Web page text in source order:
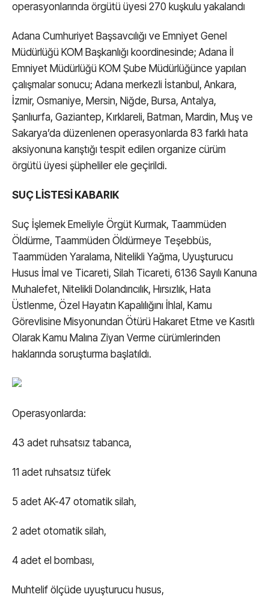
operasyonlarında örgütü üyesi 270 kuşkulu yakalandı
Adana Cumhuriyet Başsavcılığı ve Emniyet Genel
Müdürlüğü KOM Başkanlığı koordinesinde; Adana İl
Emniyet Müdürlüğü KOM Şube Müdürlüğünce yapılan
çalışmalar sonucu; Adana merkezli İstanbul, Ankara,
İzmir, Osmaniye, Mersin, Niğde, Bursa, Antalya,
Şanlıurfa, Gaziantep, Kırklareli, Batman, Mardin, Muş ve
Sakarya’da düzenlenen operasyonlarda 83 farklı hata
aksiyonuna karıştığı tespit edilen organize cürüm
örgütü üyesi şüpheliler ele geçirildi.
SUÇ LİSTESİ KABARIK
Suç İşlemek Emeliyle Örgüt Kurmak, Taammüden
Öldürme, Taammüden Öldürmeye Teşebbüs,
Taammüden Yaralama, Nitelikli Yağma, Uyuşturucu
Husus İmal ve Ticareti, Silah Ticareti, 6136 Sayılı Kanuna
Muhalefet, Nitelikli Dolandırıcılık, Hırsızlık, Hata
Üstlenme, Özel Hayatın Kapalılığını İhlal, Kamu
Görevlisine Misyonundan Ötürü Hakaret Etme ve Kasıtlı
Olarak Kamu Malına Ziyan Verme cürümlerinden
haklarında soruşturma başlatıldı.
Operasyonlarda:
43 adet ruhsatsız tabanca,
11 adet ruhsatsız tüfek
5 adet AK-47 otomatik silah,
2 adet otomatik silah,
4 adet el bombası,
Muhtelif ölçüde uyuşturucu husus,